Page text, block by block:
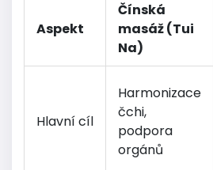
Aspekt
Čínská
masáž (Tui
Na)
Hlavní cíl
Harmonizace
čchi,
podpora
orgánů